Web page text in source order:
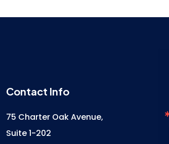
Contact Info
75 Charter Oak Avenue,
Suite 1-202